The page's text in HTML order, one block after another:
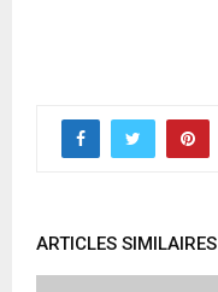
ARTICLES SIMILAIRES